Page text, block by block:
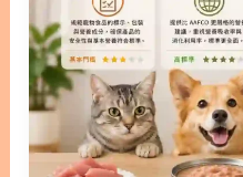
標四：低碳水化合物含
與微量元素 3.6. 指標六
3.7. 指標七：成分標示
主食罐挑選指南 4.1. 幼
食罐的需求差異 5. 特殊
5.1. 腎貓主食罐與低磷
略：
一
次
搞
懂